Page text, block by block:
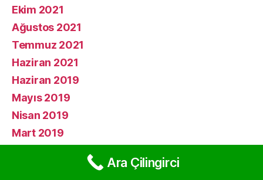
Ekim 2021
Ağustos 2021
Temmuz 2021
Haziran 2021
Haziran 2019
Mayıs 2019
Nisan 2019
Mart 2019
Ara Çilingirci